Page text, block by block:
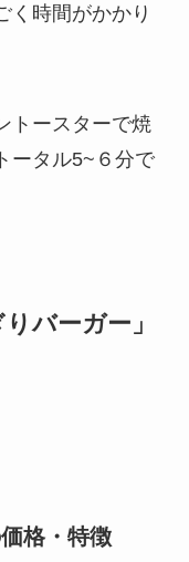
く時間がかかり
トースターで焼
ータル5~６分で
バーガー」
格・特徴